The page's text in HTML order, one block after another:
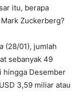
itu, berapa
Zuckerberg?
(28/01), jumlah
sebanyak 49
hingga Desember
3,59 miliar atau